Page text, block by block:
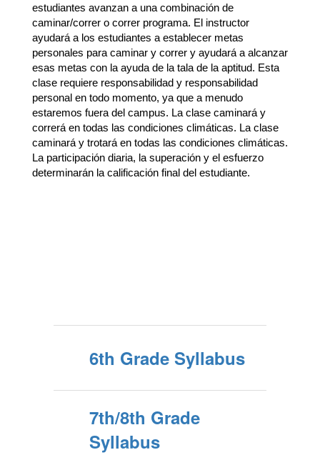
estudiantes avanzan a una combinación de
caminar/correr o correr programa. El instructor
ayudará a los estudiantes a establecer metas
personales para caminar y correr y ayudará a alcanzar
esas metas con la ayuda de la tala de la aptitud. Esta
clase requiere responsabilidad y responsabilidad
personal en todo momento, ya que a menudo
estaremos fuera del campus. La clase caminará y
correrá en todas las condiciones climáticas. La clase
caminará y trotará en todas las condiciones climáticas.
La participación diaria, la superación y el esfuerzo
determinarán la calificación final del estudiante.
6th Grade Syllabus
7th/8th Grade
Syllabus